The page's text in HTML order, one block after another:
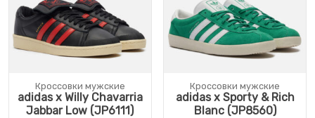
Кроссовки мужские
adidas x Willy Chavarria
Jabbar Low (JP6111)
Кроссовки мужские
adidas x Sporty & Rich
Blanc (JP8560)